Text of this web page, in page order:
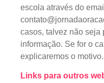
escola através do email
casos, talvez não seja
informação. Se for o
explicaremos o motivo.
Links para outros